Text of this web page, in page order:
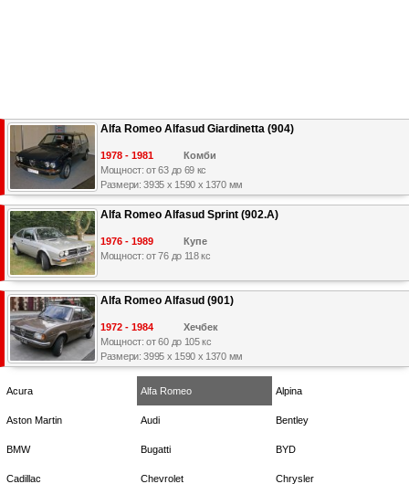
Alfa Romeo Alfasud Giardinetta (904)
1978 - 1981
Комби
Мощност: от 63 до 69 кс
Размери: 3935 x 1590 x 1370 мм
Alfa Romeo Alfasud Sprint (902.A)
1976 - 1989
Купе
Мощност: от 76 до 118 кс
Alfa Romeo Alfasud (901)
1972 - 1984
Хечбек
Мощност: от 60 до 105 кс
Размери: 3995 x 1590 x 1370 мм
Acura Alfa Romeo Alpina
Aston Martin Audi Bentley
BMW Bugatti BYD
Cadillac Chevrolet Chrysler